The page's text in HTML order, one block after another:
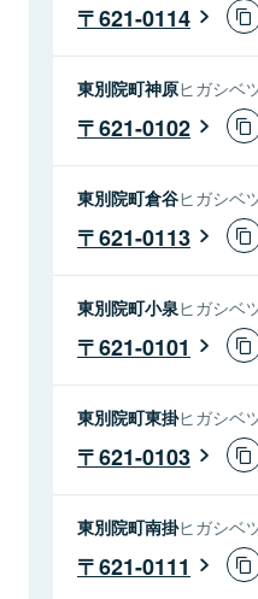
621-0114
東別院町神原ヒガシベ
621-0102
東別院町倉谷ヒガシベ
621-0113
東別院町小泉ヒガシベ
621-0101
東別院町東掛ヒガシベ
621-0103
東別院町南掛ヒガシベ
621-0111